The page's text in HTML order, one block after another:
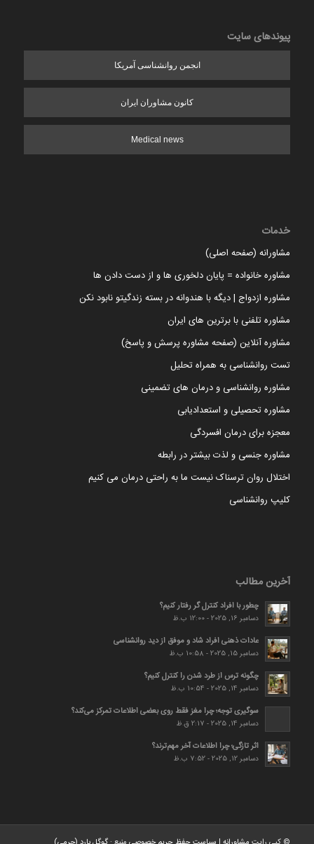
پیوندهای سایت
انجمن روانشناسی آمریکا
کانون مشاوران ایران
Medical news
خدمات
مشاورانه (صفحه اصلی)
مشاوره خانواده = پایان دلخوری ها و از دست دادن ها
مشاوره ازدواج | دیگه با هندوانه در بسته زندگیتو نابود نکن
مشاوره تلفنی با برترین های ایران
مشاوره آنلاین (صفحه مشاوره پرسش و پاسخ)
تست روانشناسی به همراه تحلیل
مشاوره روانشناسی و درمان های تضمینی
مشاوره تحصیلی و استعدادیابی
معجزه برای درمان افسردگی
مشاوره جنسی و لذت بیشتر در رابطه
اختلال روان ترسناک نیست ما به راحتی درمان می کنیم
کلیپ روانشناسی
آخرین مطالب
چطور با افراد کنترل گر رفتار کنیم؟
دسامبر 16, 2025 - 12:00 ب.ظ
عادات ذهنی افراد شاد و موفق از دید روانشناسی
دسامبر 15, 2025 - 10:58 ب.ظ
چگونه ترس از طرد شدن را کنترل کنیم؟
دسامبر 14, 2025 - 10:54 ب.ظ
سوگیری توجه؛ چرا مغز فقط روی بعضی اطلاعات تمرکز می‌کند؟
دسامبر 14, 2025 - 2:17 ق.ظ
اثر تازگی؛ چرا اطلاعات آخر مهم‌ترند؟
دسامبر 12, 2025 - 7:52 ب.ظ